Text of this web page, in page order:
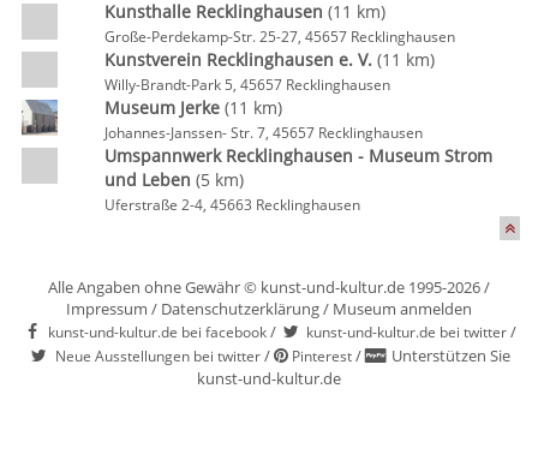
Kunsthalle Recklinghausen (11 km)
Große-Perdekamp-Str. 25-27, 45657 Recklinghausen
Kunstverein Recklinghausen e. V.(11 km)
Willy-Brandt-Park 5, 45657 Recklinghausen
Museum Jerke(11 km)
Johannes-Janssen- Str. 7, 45657 Recklinghausen
Umspannwerk Recklinghausen - Museum Strom
und Leben (5 km)
Uferstraße 2-4, 45663 Recklinghausen
Alle Angaben ohne Gewähr © kunst-und-kultur.de 1995-2026 /
Impressum / Datenschutzerklärung/ Museum anmelden
kunst-und-kultur.de bei facebook/ kunst-und-kultur.de bei twitter/
Neue Ausstellungen bei twitter/ Pinterest/
Unterstützen Sie
kunst-und-kultur.de